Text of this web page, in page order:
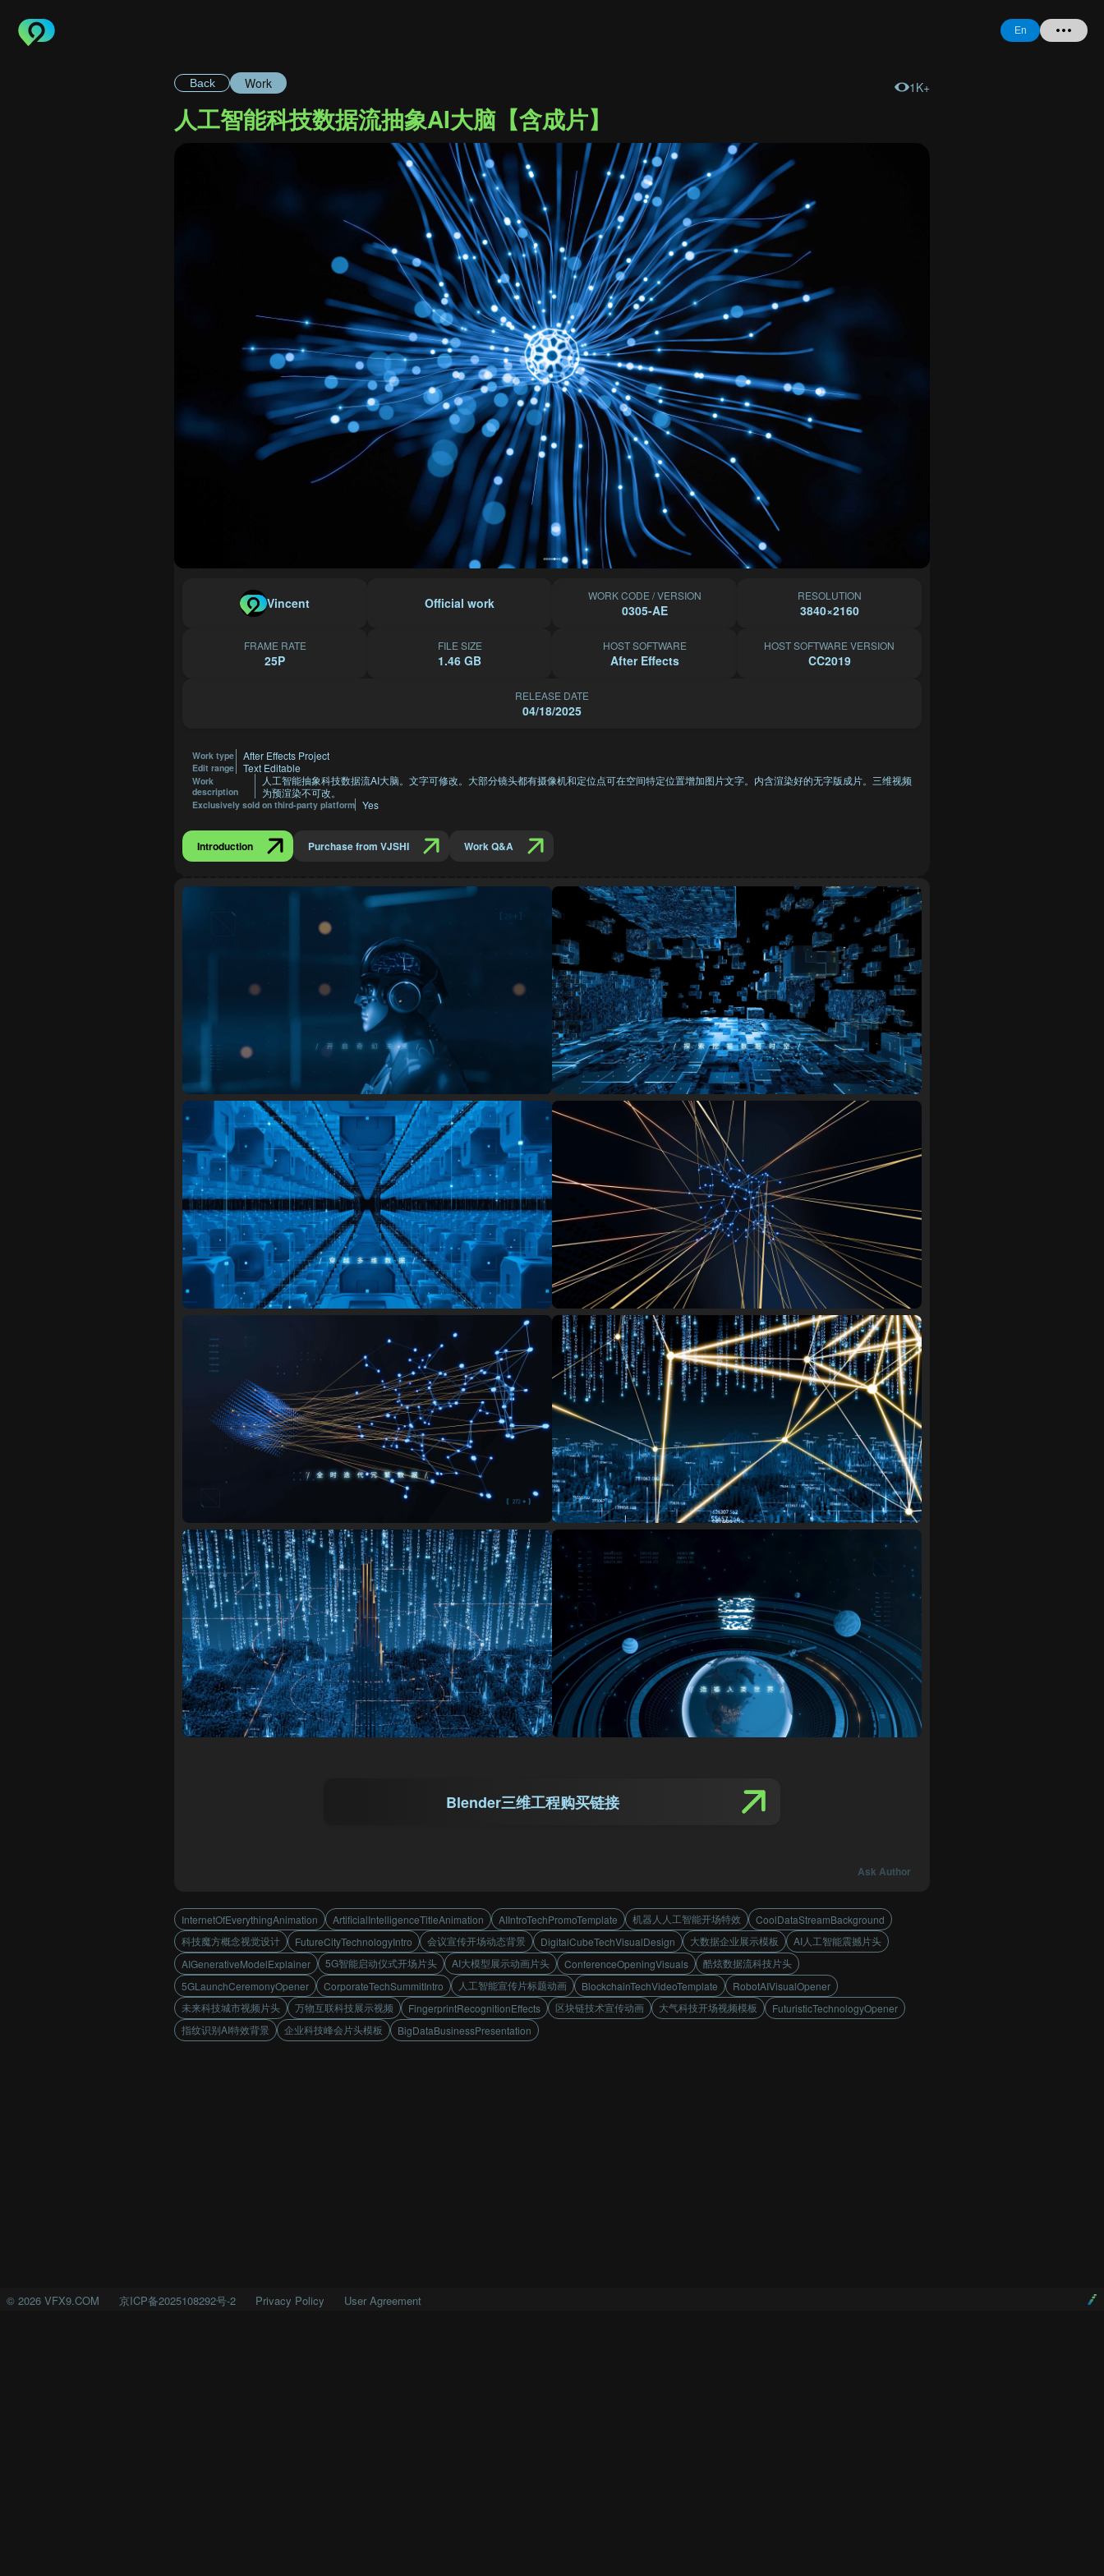
En
© 2026 VFX9.COM 京ICP备2025108292号-2 Privacy Policy User Agreement
Back Work 1K+
人工智能科技数据流抽象AI大脑【含成片】
Vincent Official work WORK CODE / VERSION
0305-AE
RESOLUTION
3840×2160
FRAME RATE
25P
FILE SIZE
1.46 GB
HOST SOFTWARE
After Effects
HOST SOFTWARE VERSION
CC2019
RELEASE DATE
04/18/2025
Work type After Effects Project
Edit range Text Editable
Work
description
人工智能抽象科技数据流AI大脑。文字可修改。大部分镜头都有摄像机和定位点可在空间特定位置增加图片文字。内含渲染好的无字版成片。三维视频
为预渲染不可改。
Exclusively sold on third-party platform Yes
Introduction Purchase from VJSHI Work Q&A
Blender三维工程购买链接
Ask Author
InternetOfEverythingAnimation ArtificialIntelligenceTitleAnimation AIIntroTechPromoTemplate 机器人人工智能开场特效
CoolDataStreamBackground
科技魔方概念视觉设计
FutureCityTechnologyIntro 会议宣传开场动态背景 DigitalCubeTechVisualDesign 大数据企业展示模板
AI人工智能震撼片头
AIGenerativeModelExplainer
5G智能启动仪式开场片头 AI大模型展示动画片头 ConferenceOpeningVisuals
酷炫数据流科技片头
5GLaunchCeremonyOpener
CorporateTechSummitIntro 人工智能宣传片标题动画 BlockchainTechVideoTemplate
RobotAIVisualOpener
未来科技城市视频片头
万物互联科技展示视频 FingerprintRecognitionEffects 区块链技术宣传动画 大气科技开场视频模板
FuturisticTechnologyOpener
指纹识别AI特效背景
企业科技峰会片头模板 BigDataBusinessPresentation